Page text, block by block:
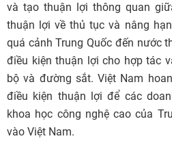
và tạo thuận lợi thông quan
thuận lợi về thủ tục và nâng
quá cảnh Trung Quốc đến nước
điều kiện thuận lợi cho hợp tác
bộ và đường sắt. Việt Nam
điều kiện thuận lợi để các
khoa học công nghệ cao của
vào Việt Nam.